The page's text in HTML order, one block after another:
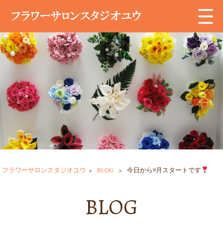
フラワーサロンスタジオユウ > BLOG > 今日から9月スタートです
BLOG